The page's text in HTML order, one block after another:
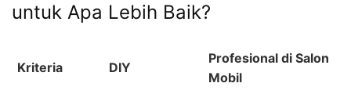
untuk Apa Lebih Baik?
Kriteria DIY
Profesional di Salon
Mobil